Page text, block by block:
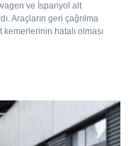
ve İspanyol alt
Araçların geri çağrılma
hatalı olması